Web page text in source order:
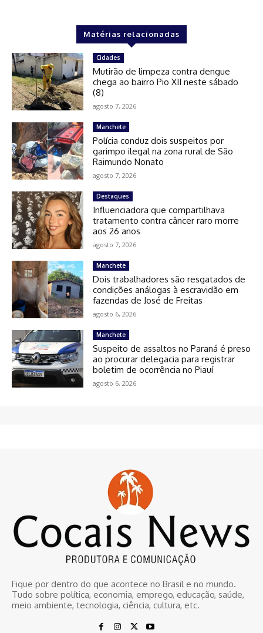
Matérias relacionadas
Cidades
Mutirão de limpeza contra dengue
chega ao bairro Pio XII neste sábado
(8)
agosto 7, 2026
Manchete
Polícia conduz dois suspeitos por
garimpo ilegal na zona rural de São
Raimundo Nonato
agosto 7, 2026
Destaques
Influenciadora que compartilhava
tratamento contra câncer raro morre
aos 26 anos
agosto 7, 2026
Manchete
Dois trabalhadores são resgatados de
condições análogas à escravidão em
fazendas de José de Freitas
agosto 6, 2026
Manchete
Suspeito de assaltos no Paraná é preso
ao procurar delegacia para registrar
boletim de ocorrência no Piauí
agosto 6, 2026
Fique por dentro do que acontece no Brasil e no mundo.
Tudo sobre política, economia, emprego, educação, saúde,
meio ambiente, tecnologia, ciência, cultura, etc.